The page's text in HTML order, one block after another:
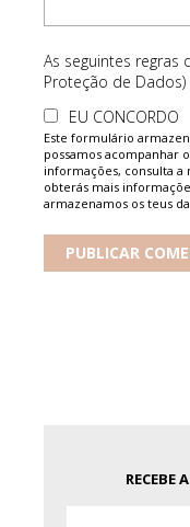
As seguintes regras
Proteção de
EU CONCORDO
Este formulário
possamos acompanhar
informações, consulta a
obterás mais
armazenamos os teus
RECEBE